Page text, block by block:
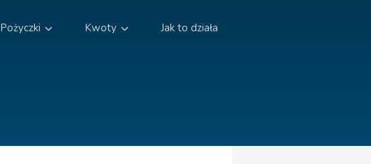
Pożyczki Kwoty Jak to działa